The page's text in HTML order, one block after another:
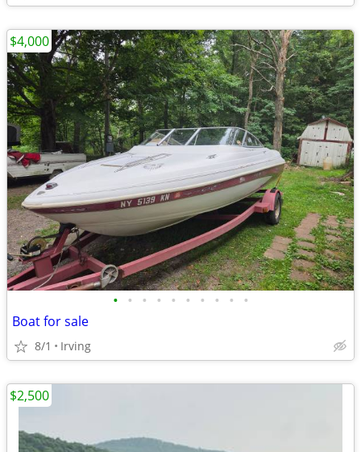
• • • • • • • • • •
Boat for sale
8/1 Irving
$4,000
$2,500